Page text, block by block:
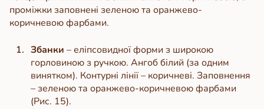
проміжки заповнені зеленою та оранжево-
коричневою фарбами.
Збанки – еліпсовидної форми з широкою
горловиною з ручкою. Ангоб білий (за одним
винятком). Контурні лінії – коричневі. Заповнення
– зеленою та оранжево-коричневою фарбами
(Рис. 15).